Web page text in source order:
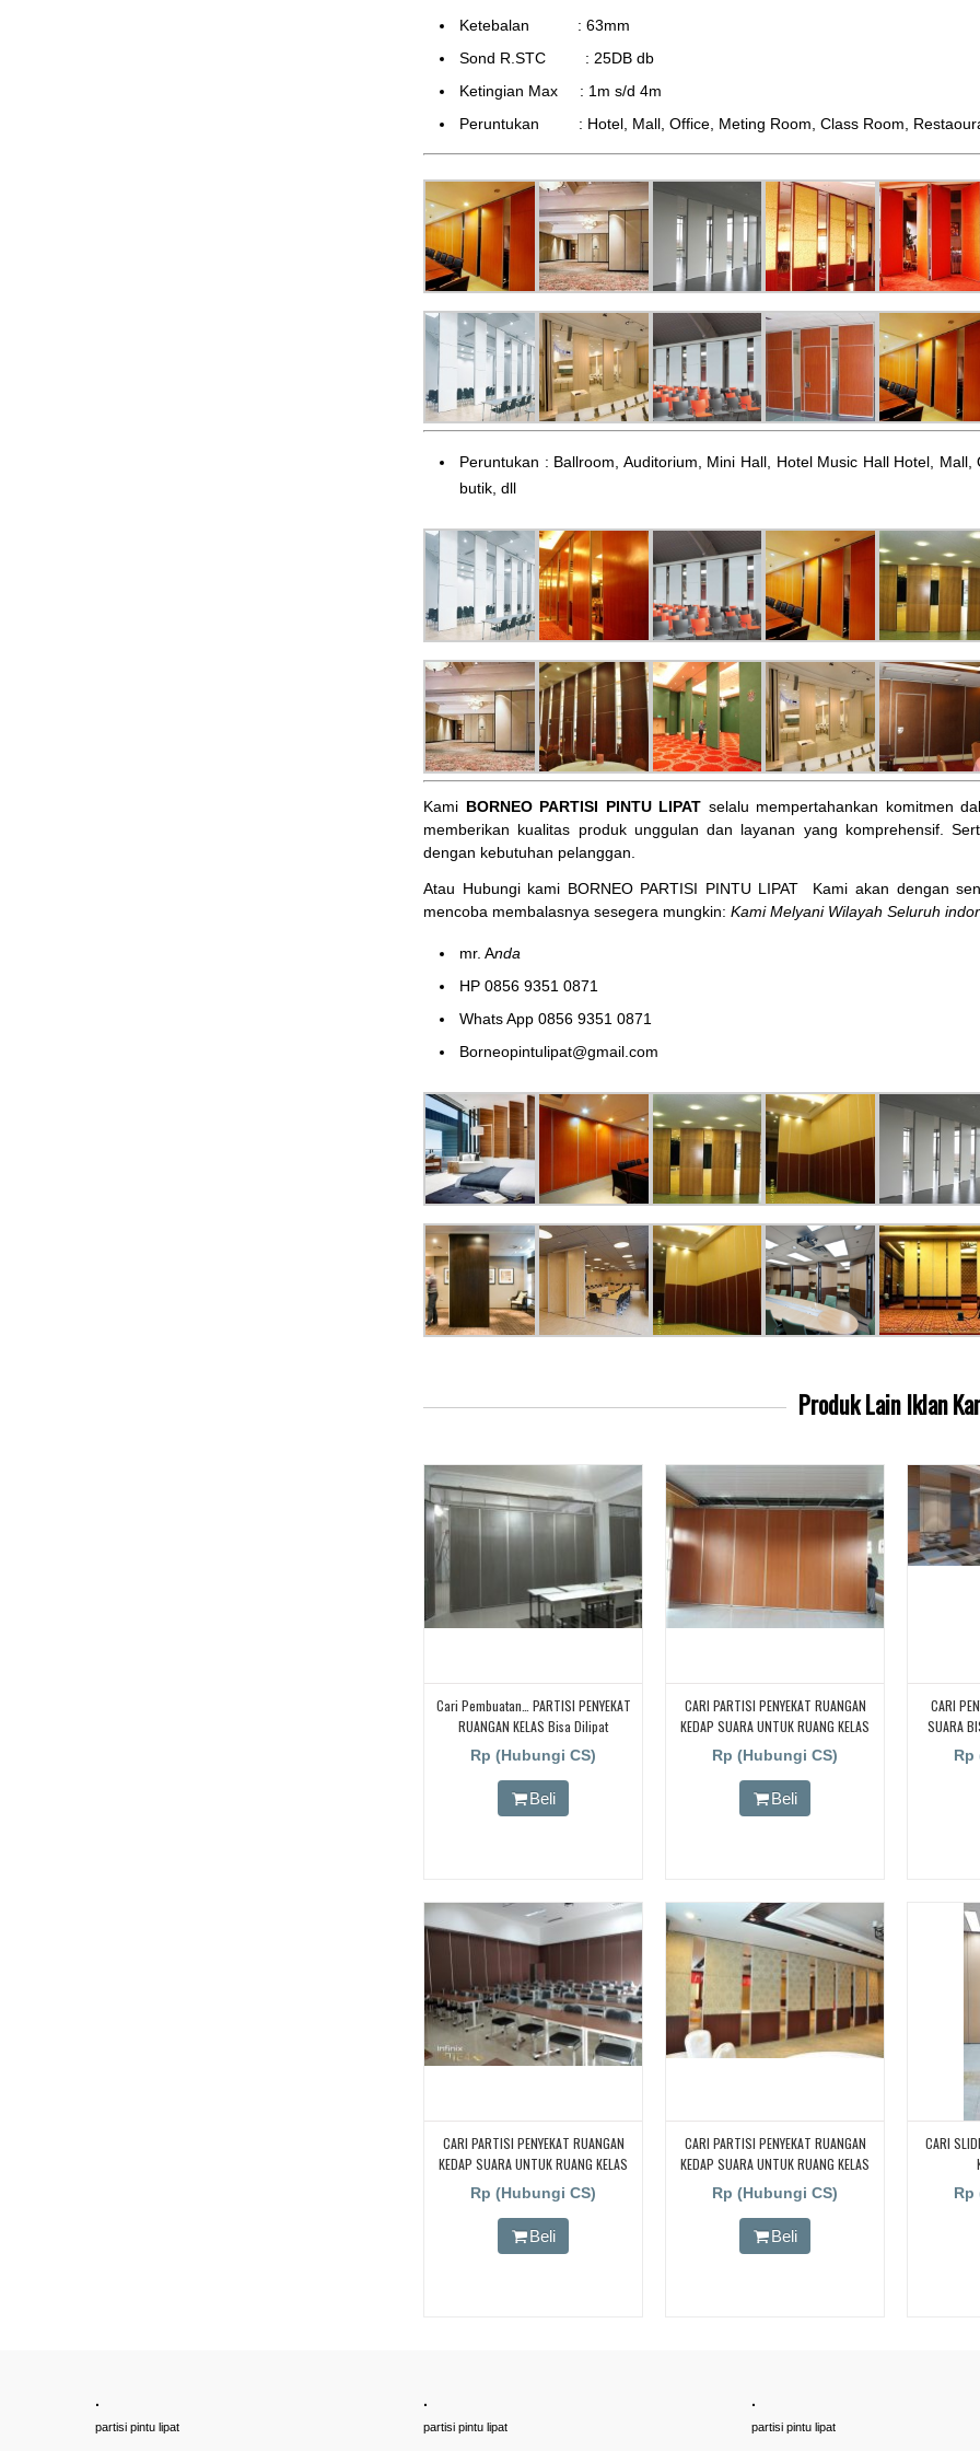
Ketebalan : 63mm
Sond R.STC : 25DB db
Ketingian Max : 1m s/d 4m
Peruntukan : Hotel, Mall, Office, Meting Room, Class Room,
Peruntukan : Ballroom, Auditorium, Mini Hall, Hotel Music Hall Hotel,
butik, dll
Kami BORNEO PARTISI PINTU LIPAT selalu mempertahankan komitmen
memberikan kualitas produk unggulan dan layanan yang komprehensif.
dengan kebutuhan pelanggan.
Atau Hubungi kami BORNEO PARTISI PINTU LIPAT
Kami akan dengan
mencoba membalasnya sesegera mungkin: Kami Melyani Wilayah Seluruh
mr. Anda
HP 0856 9351 0871
Whats App 0856 9351 0871
Borneopintulipat@gmail.com
Produk LainIklan
Cari Pembuatan… PARTISI PENYEKAT
RUANGAN KELAS Bisa Dilipat
Kedap/redam Suara, Di Jakarta,
Bandung, Tangerang, Bekasi, Bogor,
Depok
Rp (Hubungi CS)
Beli
CARI PARTISI PENYEKAT RUANGAN
KEDAP SUARA UNTUK RUANG KELAS
KAMPUS, CARI PARTISI PENYEKAT
RUANGAN KEDAP SUARA UNTUK
RUANG KELAS KAMPUS, CARI PARTISI
PENYEKAT RUANGAN KEDAP SUARA
Rp (Hubungi CS)
Beli
CARI
SUARA
MALL ,
Rp
CARI PARTISI PENYEKAT RUANGAN
KEDAP SUARA UNTUK RUANG KELAS
KAMPUS, CARI PARTISI PENYEKAT
RUANGAN KEDAP SUARA UNTUK
RUANG KELAS KAMPUS, CARI PARTISI
PENYEKAT RUANGAN KEDAP SUARA
Rp (Hubungi CS)
Beli
CARI PARTISI PENYEKAT RUANGAN
KEDAP SUARA UNTUK RUANG KELAS
KAMPUS, CARI PARTISI PENYEKAT
RUANGAN KEDAP SUARA UNTUK
RUANG KELAS KAMPUS, CARI PARTISI
PENYEKAT RUANGAN KEDAP SUARA
Rp (Hubungi CS)
Beli
CARI
Rp
.
partisi pintu lipat
.
partisi pintu lipat
.
partisi pintu lipat